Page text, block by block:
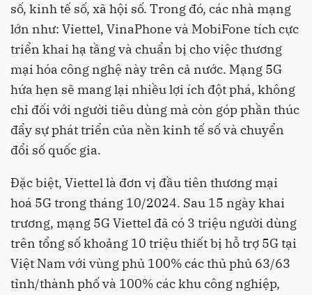
số, kinh tế số, xã hội số. Trong đó, các nhà mạng
lớn như: Viettel, VinaPhone và MobiFone tích cực
triển khai hạ tầng và chuẩn bị cho việc thương
mại hóa công nghệ này trên cả nước. Mạng 5G
hứa hẹn sẽ mang lại nhiều lợi ích đột phá, không
chỉ đối với người tiêu dùng mà còn góp phần thúc
đẩy sự phát triển của nền kinh tế số và chuyển
đổi số quốc gia.
Đặc biệt, Viettel là đơn vị đầu tiên thương mại
hoá 5G trong tháng 10/2024. Sau 15 ngày khai
trương, mạng 5G Viettel đã có 3 triệu người dùng
trên tổng số khoảng 10 triệu thiết bị hỗ trợ 5G tại
Việt Nam với vùng phủ 100% các thủ phủ 63/63
tỉnh/thành phố và 100% các khu công nghiệp,